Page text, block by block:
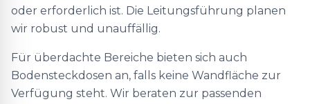
oder erforderlich ist. Die Leitungsführung planen
wir robust und unauffällig.
Für überdachte Bereiche bieten sich auch
Bodensteckdosen an, falls keine Wandfläche zur
Verfügung steht. Wir beraten zur passenden